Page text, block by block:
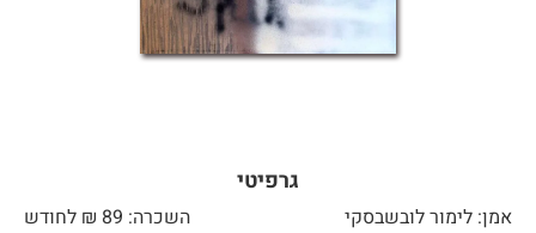
גרפיטי
אמן: לימור לובשבסקי
השכרה: 89 ₪ לחודש